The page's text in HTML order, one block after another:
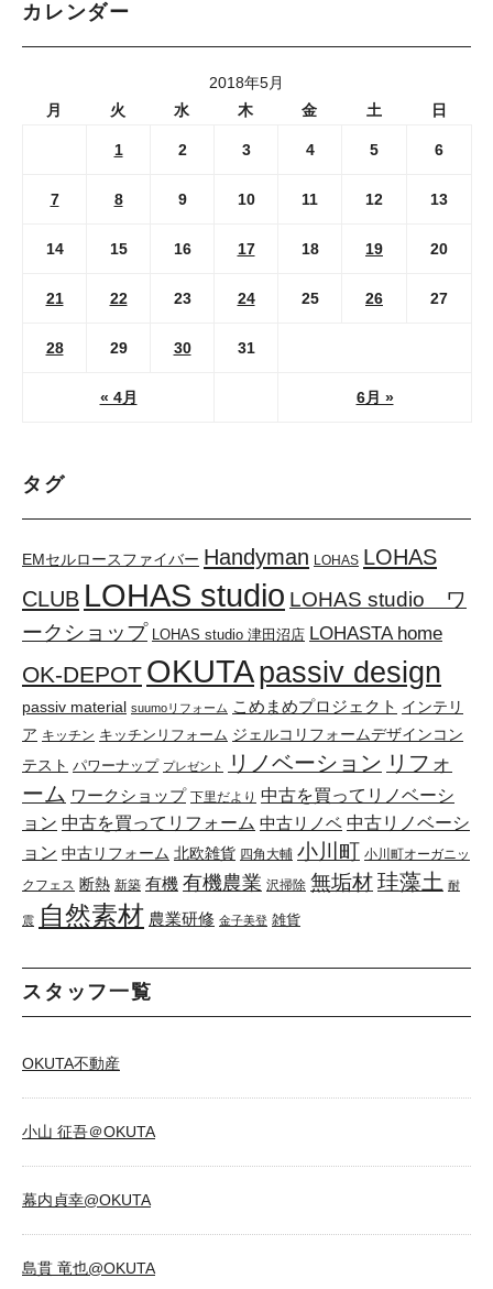
カレンダー
2018年5月
月
火 水 木 金 土 日
« 4月 6月 »
1 2 3 4 5 6
7 8 9 10 11 12 13
14 15 16 17 18 19 20
21 22 23 24 25 26 27
28 29 30 31
タグ
EMセルロースファイバー Handyman LOHAS LOHAS
CLUB LOHAS studio LOHAS studio ワ
ークショップ LOHAS studio 津田沼店 LOHASTA home
OK-DEPOT OKUTApassiv design
passiv material suumoリフォーム こめまめプロジェクト インテリ
ア キッチン キッチンリフォーム ジェルコリフォームデザインコン
テスト パワーナップ プレゼント リノベーション リフォ
ーム ワークショップ 下里だより 中古を買ってリノベーシ
ョン 中古を買ってリフォーム 中古リノベ 中古リノベーシ
ョン 中古リフォーム 北欧雑貨 四角大輔 小川町 小川町オーガニッ
クフェス 断熱 新築 有機 有機農業 沢掃除 無垢材珪藻土 耐
震 自然素材 農業研修 金子美登 雑貨
スタッフ一覧
OKUTA不動産
小山 征吾＠OKUTA
幕内貞幸@OKUTA
島貫 竜也@OKUTA